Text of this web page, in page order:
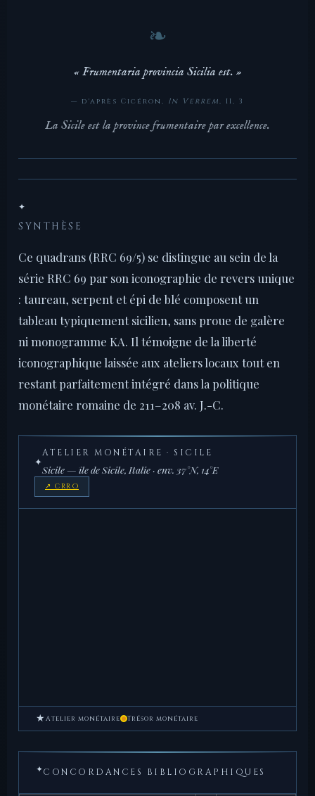
« Frumentaria provincia Sicilia est. »
— d'après Cicéron, In Verrem, II, 3
La Sicile est la province frumentaire par excellence.
✦
SYNTHÈSE
Ce quadrans (RRC 69/5) se distingue au sein de la
série RRC 69 par son iconographie de revers unique
: taureau, serpent et épi de blé composent un
tableau typiquement sicilien, sans proue de galère
ni monogramme KA. Il témoigne de la liberté
iconographique laissée aux ateliers locaux tout en
restant parfaitement intégré dans la politique
monétaire romaine de 211–208 av. J.-C.
✦
ATELIER MONÉTAIRE · SICILE
Sicile — île de Sicile, Italie · env. 37°N, 14°E
↗ CRRO
★ Atelier monétaire Trésor monétaire
✦CONCORDANCES BIBLIOGRAPHIQUES